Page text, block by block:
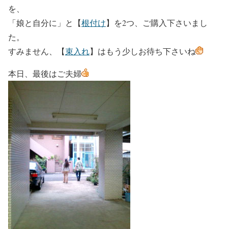
を、
「娘と自分に」と【根付け】を2つ、ご購入下さいまし
た。
すみません、【束入れ】はもう少しお待ち下さいね
本日、最後はご夫婦